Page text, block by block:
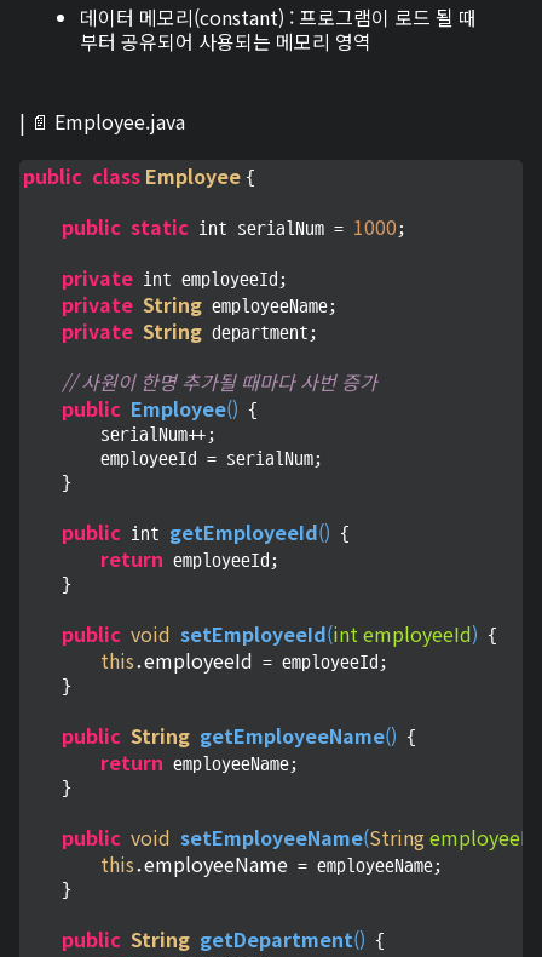
데이터 메모리(constant) : 프로그램이 로드 될 때
부터 공유되어 사용되는 메모리 영역
| 📄 Employee.java
public class Employee {
public static int serialNum = 1000 ;
private int employeeId;
private String employeeName;
private String department;
// 사원이 한명 추가될 때마다 사번 증가
public Employee() {
        serialNum++;
        employeeId = serialNum;
    }
public int getEmployeeId() {
return employeeId;
    }
public void setEmployeeId(int employeeId) {
this.employeeId = employeeId;
    }
public String getEmployeeName() {
return employeeName;
    }
public void setEmployeeName(String
this.employeeName = employeeName;
    }
public String getDepartment() {